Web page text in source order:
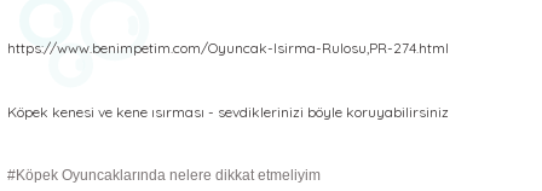
https://www.benimpetim.com/Oyuncak-Isirma-Rulosu,PR-274.html
Köpek kenesi ve kene ısırması - sevdiklerinizi böyle koruyabilirsiniz
#Köpek Oyuncaklarında nelere dikkat etmeliyim